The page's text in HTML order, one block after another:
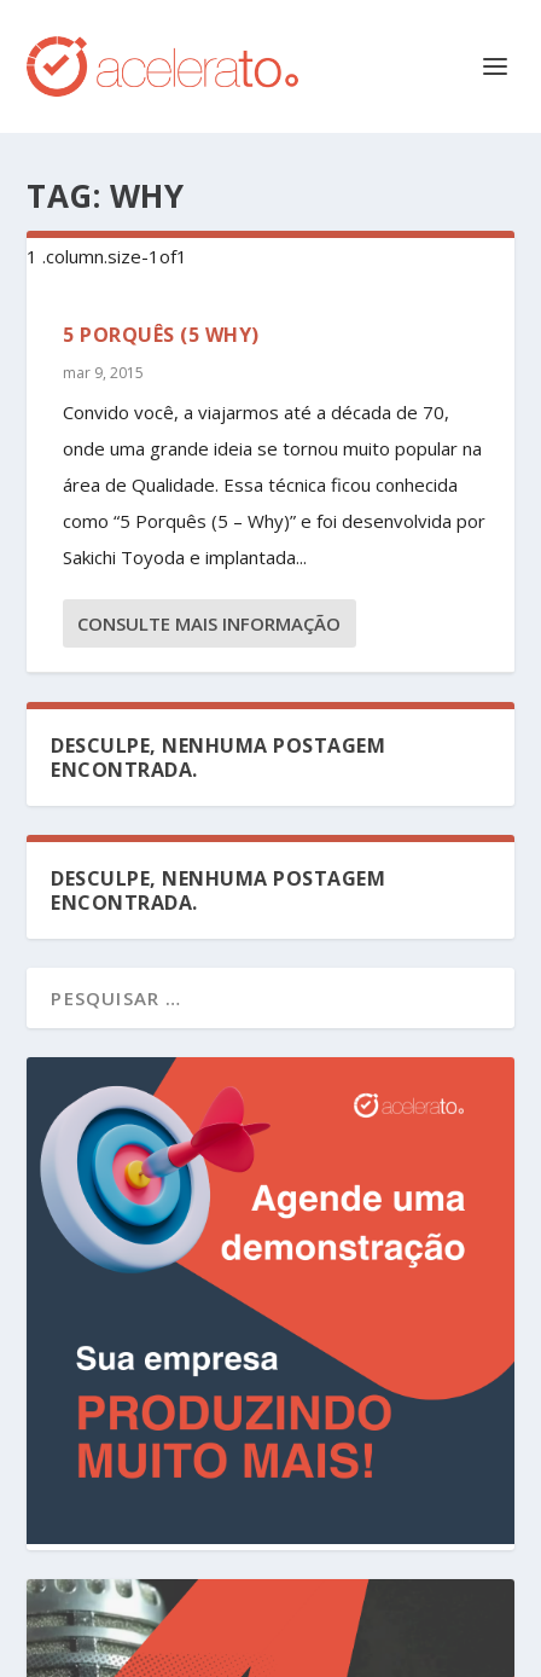
TAG: WHY
5 PORQUÊS (5 WHY)
mar 9, 2015
Convido você, a viajarmos até a década de 70,
onde uma grande ideia se tornou muito popular na
área de Qualidade. Essa técnica ficou conhecida
como “5 Porquês (5 – Why)” e foi desenvolvida por
Sakichi Toyoda e implantada...
CONSULTE MAIS INFORMAÇÃO
DESCULPE, NENHUMA POSTAGEM
ENCONTRADA.
DESCULPE, NENHUMA POSTAGEM
ENCONTRADA.